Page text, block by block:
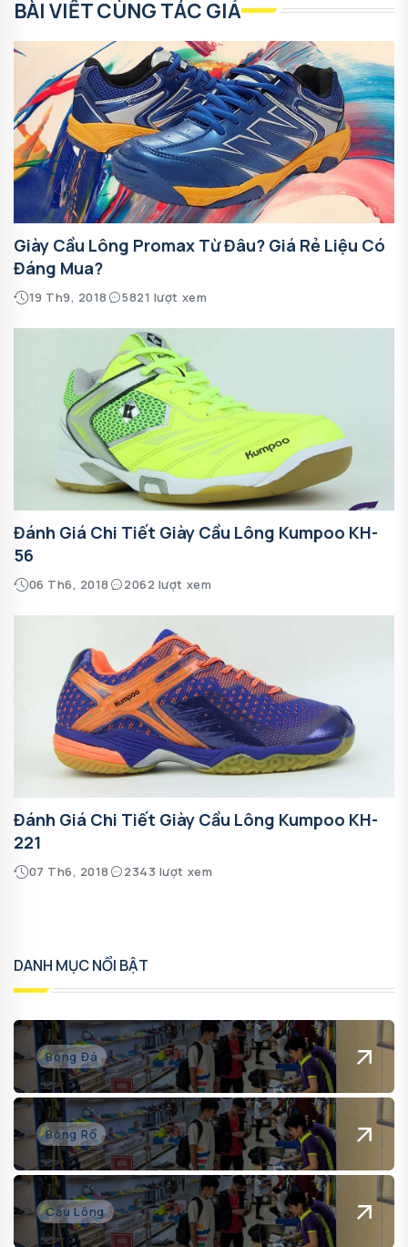
BÀI VIẾT CÙNG TÁC GIẢ
Giày Cầu Lông Promax Từ Đâu? Giá Rẻ Liệu Có
Đáng Mua?
19 Th9, 2018 5821 lượt xem
Đánh Giá Chi Tiết Giày Cầu Lông Kumpoo KH-
56
06 Th6, 2018 2062 lượt xem
Đánh Giá Chi Tiết Giày Cầu Lông Kumpoo KH-
221
07 Th6, 2018 2343 lượt xem
DANH MỤC NỔI BẬT
Bóng Đá
Bóng Rổ
Cầu Lông